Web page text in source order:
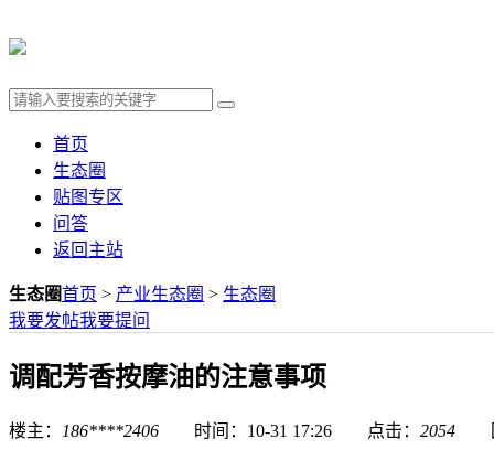
首页
生态圈
贴图专区
问答
返回主站
生态圈首页 > 产业生态圈 > 生态圈
我要发帖我要提问
调配芳香按摩油的注意事项
楼主： 186****2406 时间：10-31 17:26 点击： 2054